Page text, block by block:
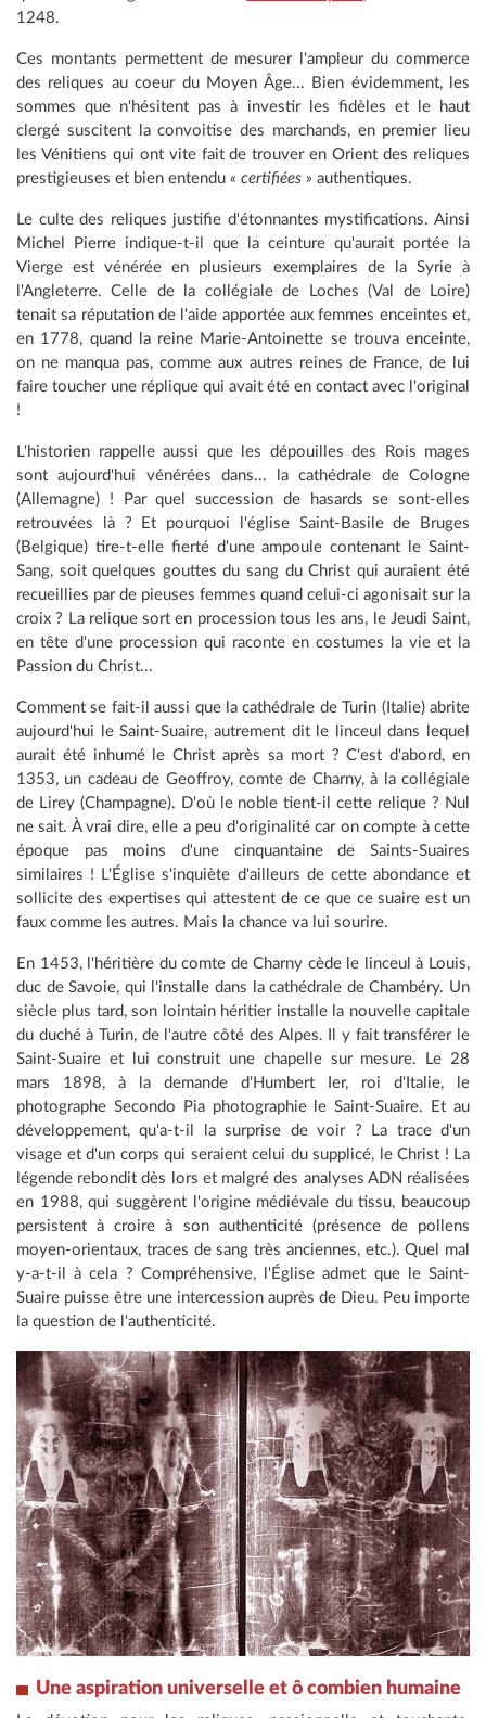
1248.
Ces montants permettent de mesurer l'ampleur du commerce
des reliques au coeur du Moyen Âge... Bien évidemment, les
sommes que n'hésitent pas à investir les fidèles et le haut
clergé suscitent la convoitise des marchands, en premier lieu
les Vénitiens qui ont vite fait de trouver en Orient des reliques
prestigieuses et bien entendu « certifiées » authentiques.
Le culte des reliques justifie d'étonnantes mystifications. Ainsi
Michel Pierre indique-t-il que la ceinture qu'aurait portée la
Vierge est vénérée en plusieurs exemplaires de la Syrie à
l'Angleterre. Celle de la collégiale de Loches (Val de Loire)
tenait sa réputation de l'aide apportée aux femmes enceintes et,
en 1778, quand la reine Marie-Antoinette se trouva enceinte,
on ne manqua pas, comme aux autres reines de France, de lui
faire toucher une réplique qui avait été en contact avec l'original
!
L'historien rappelle aussi que les dépouilles des Rois mages
sont aujourd'hui vénérées dans... la cathédrale de Cologne
(Allemagne) ! Par quel succession de hasards se sont-elles
retrouvées là ? Et pourquoi l'église Saint-Basile de Bruges
(Belgique) tire-t-elle fierté d'une ampoule contenant le Saint-
Sang, soit quelques gouttes du sang du Christ qui auraient été
recueillies par de pieuses femmes quand celui-ci agonisait sur la
croix ? La relique sort en procession tous les ans, le Jeudi Saint,
en tête d'une procession qui raconte en costumes la vie et la
Passion du Christ...
Comment se fait-il aussi que la cathédrale de Turin (Italie) abrite
aujourd'hui le Saint-Suaire, autrement dit le linceul dans lequel
aurait été inhumé le Christ après sa mort ? C'est d'abord, en
1353, un cadeau de Geoffroy, comte de Charny, à la collégiale
de Lirey (Champagne). D'où le noble tient-il cette relique ? Nul
ne sait. À vrai dire, elle a peu d'originalité car on compte à cette
époque pas moins d'une cinquantaine de Saints-Suaires
similaires ! L'Église s'inquiète d'ailleurs de cette abondance et
sollicite des expertises qui attestent de ce que ce suaire est un
faux comme les autres. Mais la chance va lui sourire.
En 1453, l'héritière du comte de Charny cède le linceul à Louis,
duc de Savoie, qui l'installe dans la cathédrale de Chambéry. Un
siècle plus tard, son lointain héritier installe la nouvelle capitale
du duché à Turin, de l'autre côté des Alpes. Il y fait transférer le
Saint-Suaire et lui construit une chapelle sur mesure. Le 28
mars 1898, à la demande d'Humbert Ier, roi d'Italie, le
photographe Secondo Pia photographie le Saint-Suaire. Et au
développement, qu'a-t-il la surprise de voir ? La trace d'un
visage et d'un corps qui seraient celui du supplicé, le Christ ! La
légende rebondit dès lors et malgré des analyses ADN réalisées
en 1988, qui suggèrent l'origine médiévale du tissu, beaucoup
persistent à croire à son authenticité (présence de pollens
moyen-orientaux, traces de sang très anciennes, etc.). Quel mal
y-a-t-il à cela ? Compréhensive, l'Église admet que le Saint-
Suaire puisse être une intercession auprès de Dieu. Peu importe
la question de l'authenticité.
Une aspiration universelle et ô combien humaine